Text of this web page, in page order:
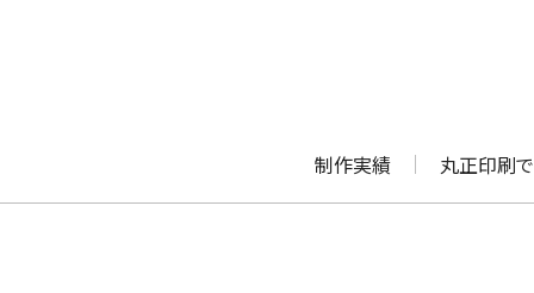
制作実績 丸正印刷